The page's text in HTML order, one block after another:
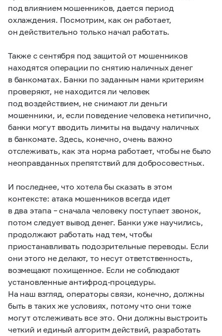
под влиянием мошенников, дается период
охлаждения. Посмотрим, как он работает,
он действительно только начал работать.
Также с сентября под защитой от мошенников
находятся операции по снятию наличных денег
в банкоматах. Банки по заданным нами критериям
проверяют, не находится ли человек
под воздействием, не снимают ли деньги
мошенники, и, если поведение человека нетипично,
банки могут вводить лимиты на выдачу наличных
в банкомате. Здесь, конечно, очень важно
отслеживать, как эта норма работает, чтобы не было
неоправданных препятствий для добросовестных.
И последнее, что хотела бы сказать в этом
контексте: атака мошенников всегда идет
в два этапа – сначала человеку поступает звонок,
потом следует вывод денег. Банки уже научились,
продолжают работать над тем, чтобы
приостанавливать подозрительные переводы. Если
они этого не делают, то несут ответственность,
возмещают похищенное. Если не соблюдают
установленные антифрод-процедуры.
На наш взгляд, операторы связи, конечно, должны
быть в таких же условиях, потому что они тоже
могут отслеживать все это. Они должны выстроить
четкий и единый алгоритм действий, разработать